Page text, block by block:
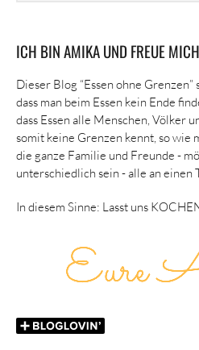
ICH BIN AMIKA UND FREUE
Dieser Blog “Essen ohne
dass man beim Essen kein Ende
dass Essen alle Menschen, Völker
somit keine Grenzen kennt, so wie
die ganze Familie und Freunde -
unterschiedlich sein - alle an einen
In diesem Sinne: Lasst uns